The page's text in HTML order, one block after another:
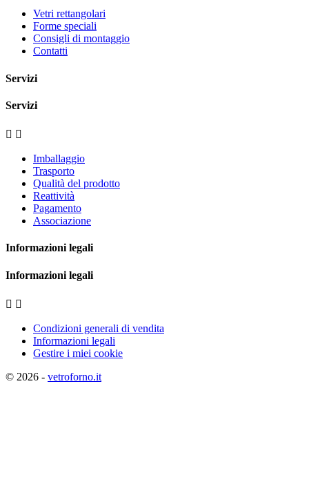
Vetri rettangolari
Forme speciali
Consigli di montaggio
Contatti
Servizi
Servizi
 
Imballaggio
Trasporto
Qualità del prodotto
Reattività
Pagamento
Associazione
Informazioni legali
Informazioni legali
 
Condizioni generali di vendita
Informazioni legali
Gestire i miei cookie
© 2026 - vetroforno.it